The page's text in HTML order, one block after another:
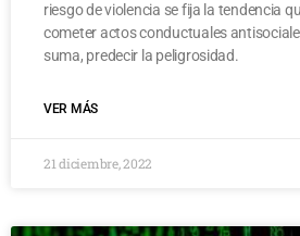
riesgo de violencia se fija la tendencia
cometer actos conductuales
suma, predecir la peligrosidad.
VER MÁS
21 diciembre, 2022